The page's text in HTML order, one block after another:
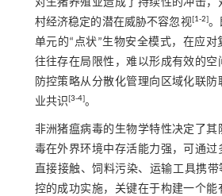
对生猪养殖业造成了持续性的冲击，
村经济稳定的潜在威胁不容忽视[1-2]。
单元的“点状”生物安全模式，在应
往往存在局限性，难以形成有效的空
防控策略从分散化管理向区域化联
业共识[3-4]。
非洲猪瘟病毒的生物学特性决定了其
毒在外界环境中存活能力强，可通过
直接接触、饲料污染、运输工具携带
控的成功实施，关键在于构建一个能